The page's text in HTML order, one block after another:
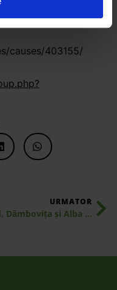
causes/403155/
URMATOR
Arad, Dâmboviţa şi Alba sprijină realizarea hărţii deşeurilor din România!